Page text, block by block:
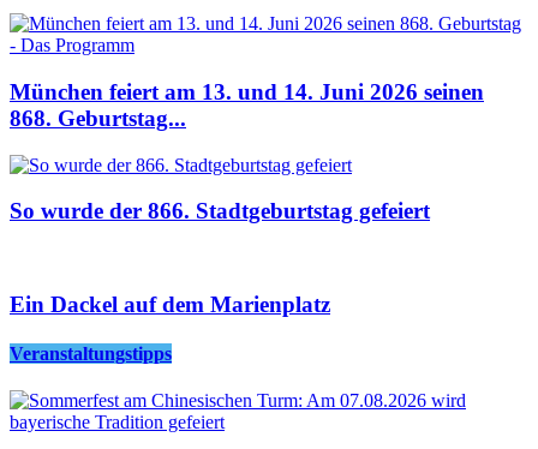
München feiert am 13. und 14. Juni 2026 seinen
868. Geburtstag...
So wurde der 866. Stadtgeburtstag gefeiert
Ein Dackel auf dem Marienplatz
Veranstaltungstipps